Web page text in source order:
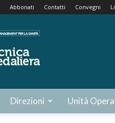
Abbonati Contatti Convegni
Direzioni Unità